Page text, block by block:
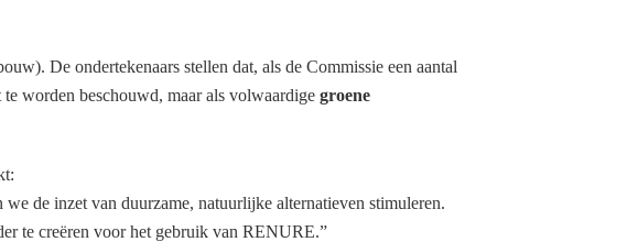
De ondertekenaars stellen dat, als de Commissie een aantal
worden beschouwd, maar als volwaardige groene
de inzet van duurzame, natuurlijke alternatieven stimuleren.
te creëren voor het gebruik van RENURE.”